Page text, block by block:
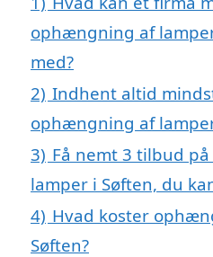
ophængning af
med?
2) Indhent altid
ophængning af
3) Få nemt 3 tilbud
lamper i Søften, du
4) Hvad koster
Søften?